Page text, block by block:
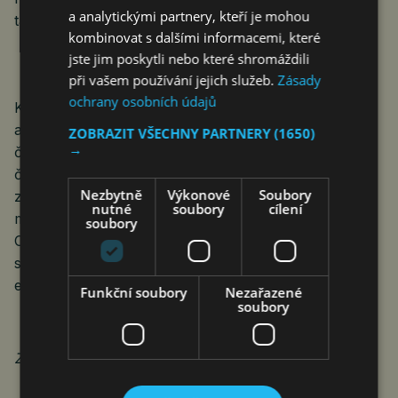
taky!
Komunikační kampaň Dobré ráno, Česko zajišťují
a koordinují Česká centra, která ve světě prezentují
českou kulturu a moderní českou společnost. Projekt
českého národního brandu řídí Ministerstvo
zahraničních věcí. Do projektu jsou zapojeny
mj. Ministerstvo průmyslu a obchodu, CzechTourism,
CzechInvest, CzechTrade, Dům zahraniční
spolupráce, Národní sportovní agentura, Druhá
ekonomická transformace, nadace Blížksobě a další.
Zdroj: Druhá ekonomická transformace
a analytickými partnery, kteří je mohou
kombinovat s dalšími informacemi, které
jste jim poskytli nebo které shromáždili
při vašem používání jejich služeb.Zásady
ochrany osobních údajů
ZOBRAZIT VŠECHNY PARTNERY(1650)
→
Nezbytně
nutné
soubory
Výkonové
soubory
Soubory
cílení
Funkční soubory
Nezařazené
soubory